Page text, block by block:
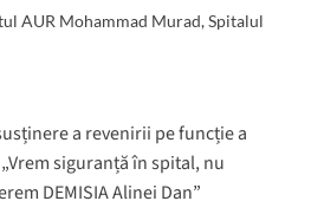
AUR Mohammad Murad,Spitalul
a revenirii pe funcție a
siguranță în spital, nu
DEMISIA Alinei Dan”